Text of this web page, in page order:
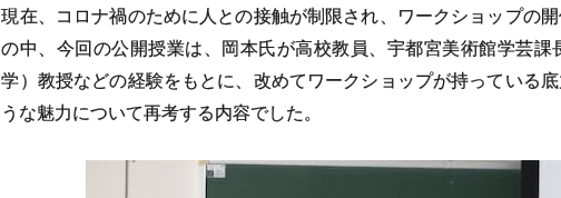
現在、コロナ禍のために人との接触が制限され、ワークショップの
の中、今回の公開授業は、岡本氏が高校教員、宇都宮美術館学芸
学）教授などの経験をもとに、改めてワークショップが持っている
うな魅力について再考する内容でした。